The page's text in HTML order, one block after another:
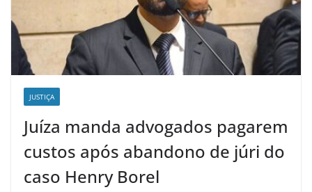
JUSTIÇA
Juíza manda advogados pagarem
custos após abandono de júri do
caso Henry Borel